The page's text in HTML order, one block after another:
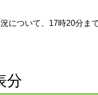
について、17時20分ま
分